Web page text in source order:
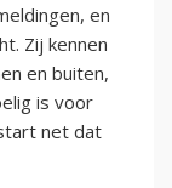
en
Zij kennen
en buiten,
is voor
net dat